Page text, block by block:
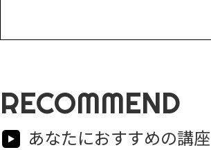
RECOMMEND
あなたにおすすめの講座